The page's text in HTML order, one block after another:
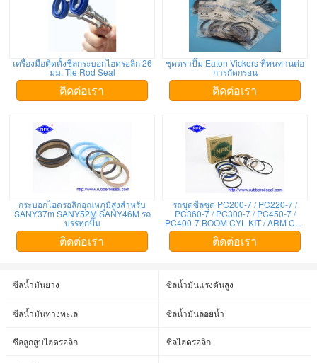
เครื่องมือติดตั้งซีลกระบอกไฮดรอลิก 26
มม. Tie Rod Seal
ติดต่อเรา
ชุดตราปั๊ม Eaton Vickers ที่ทนทานต่อ
การกัดกร่อน
ติดต่อเรา
กระบอกไฮดรอลิกอุณหภูมิสูงสำหรับ
SANY37m SANY52M SANY46M รถ
บรรทุกปั๊ม
ติดต่อเรา
รถขุดซีลชุด PC200-7 / PC220-7 /
PC360-7 / PC300-7 / PC450-7 /
PC400-7 BOOM CYL KIT / ARM CYL
KIT / ชุดถัง CYL
ติดต่อเรา
ซีลน้ำมันยาง ซีลน้ำมันแรงดันสูง
ซีลน้ำมันทางทะเล ซีลน้ำมันลอยน้ำ
ซีลลูกสูบไฮดรอลิก ซีลไฮดรอลิก